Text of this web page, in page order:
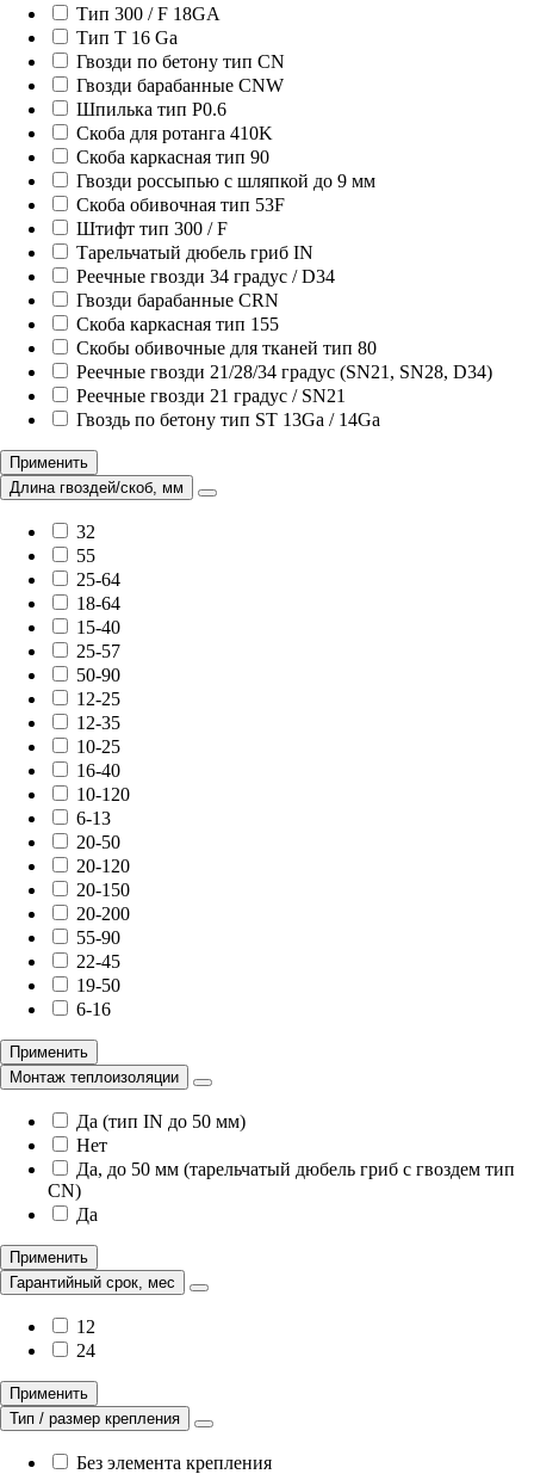
Тип 300 / F 18GA
Тип T 16 Ga
Гвозди по бетону тип CN
Гвозди барабанные CNW
Шпилька тип P0.6
Скоба для ротанга 410K
Скоба каркасная тип 90
Гвозди россыпью с шляпкой до 9 мм
Скоба обивочная тип 53F
Штифт тип 300 / F
Тарельчатый дюбель гриб IN
Реечные гвозди 34 градус / D34
Гвозди барабанные CRN
Скоба каркасная тип 155
Скобы обивочные для тканей тип 80
Реечные гвозди 21/28/34 градус (SN21, SN28, D34)
Реечные гвозди 21 градус / SN21
Гвоздь по бетону тип ST 13Ga / 14Ga
Применить
Длина гвоздей/скоб, мм
32
55
25-64
18-64
15-40
25-57
50-90
12-25
12-35
10-25
16-40
10-120
6-13
20-50
20-120
20-150
20-200
55-90
22-45
19-50
6-16
Применить
Монтаж теплоизоляции
Да (тип IN до 50 мм)
Нет
Да, до 50 мм (тарельчатый дюбель гриб с гвоздем тип
CN)
Да
Применить
Гарантийный срок, мес
12
24
Применить
Тип / размер крепления
Без элемента крепления